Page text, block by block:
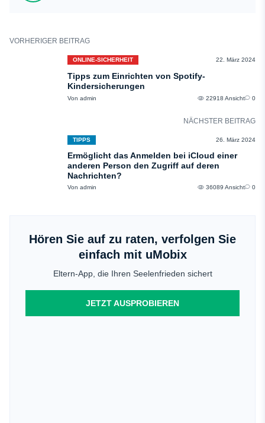
VORHERIGER BEITRAG
ONLINE-SICHERHEIT 22. März 2024
Tipps zum Einrichten von Spotify-
Kindersicherungen
Von admin 22918 Ansicht 0
NÄCHSTER BEITRAG
TIPPS 26. März 2024
Ermöglicht das Anmelden bei iCloud einer
anderen Person den Zugriff auf deren
Nachrichten?
Von admin 36089 Ansicht 0
Hören Sie auf zu raten, verfolgen Sie
einfach mit uMobix
Eltern-App, die Ihren Seelenfrieden sichert
JETZT AUSPROBIEREN